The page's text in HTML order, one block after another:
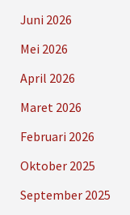
Juni 2026
Mei 2026
April 2026
Maret 2026
Februari 2026
Oktober 2025
September 2025